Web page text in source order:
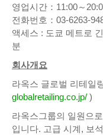
영업시간：11:00～
전화번호：03-6263-
액세스 : 도쿄 메트로
분
회사개요
라옥스 글로벌 리테일
globalretailing.co.jp/ )
라옥스그룹의 일원으
입니다. 고급 시계, 보